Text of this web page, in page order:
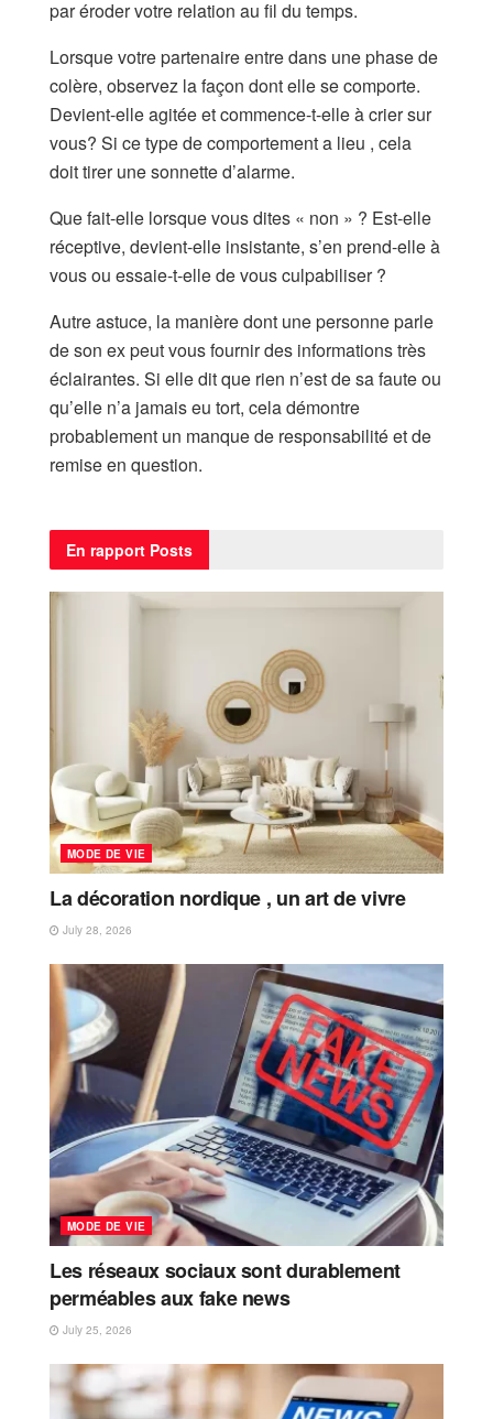
par éroder votre relation au fil du temps.
Lorsque votre partenaire entre dans une phase de
colère, observez la façon dont elle se comporte.
Devient-elle agitée et commence-t-elle à crier sur
vous? Si ce type de comportement a lieu , cela
doit tirer une sonnette d’alarme.
Que fait-elle lorsque vous dites « non » ? Est-elle
réceptive, devient-elle insistante, s’en prend-elle à
vous ou essaie-t-elle de vous culpabiliser ?
Autre astuce, la manière dont une personne parle
de son ex peut vous fournir des informations très
éclairantes. Si elle dit que rien n’est de sa faute ou
qu’elle n’a jamais eu tort, cela démontre
probablement un manque de responsabilité et de
remise en question.
En rapport Posts
MODE DE VIE
La décoration nordique , un art de vivre
July 28, 2026
MODE DE VIE
Les réseaux sociaux sont durablement
perméables aux fake news
July 25, 2026